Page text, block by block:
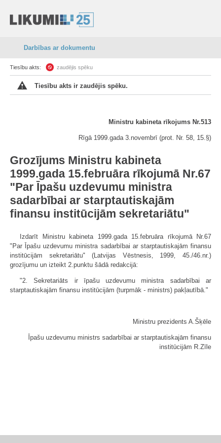
Darbības ar dokumentu
Tiesību akts: zaudējis spēku
Tiesību akts ir zaudējis spēku.
Ministru kabineta rīkojums Nr.513
Rīgā 1999.gada 3.novembrī (prot. Nr. 58, 15.§)
Grozījums Ministru kabineta
1999.gada 15.februāra rīkojumā Nr.67
"Par Īpašu uzdevumu ministra
sadarbībai ar starptautiskajām
finansu institūcijām sekretariātu"
Izdarīt Ministru kabineta 1999.gada 15.februāra rīkojumā Nr.67
"Par Īpašu uzdevumu ministra sadarbībai ar starptautiskajām finansu
institūcijām sekretariātu" (Latvijas Vēstnesis, 1999, 45./46.nr.)
grozījumu un izteikt 2.punktu šādā redakcijā:
"2. Sekretariāts ir īpašu uzdevumu ministra sadarbībai ar
starptautiskajām finansu institūcijām (turpmāk - ministrs) pakļautībā."
Ministru prezidents A.Šķēle
Īpašu uzdevumu ministrs sadarbībai ar starptautiskajām finansu
institūcijām R.Zīle